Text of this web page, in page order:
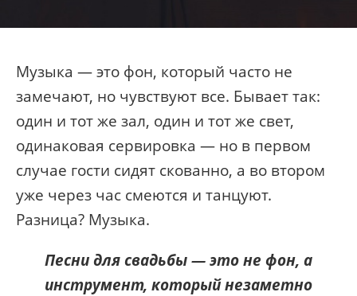
Музыка — это фон, который часто не
замечают, но чувствуют все. Бывает так:
один и тот же зал, один и тот же свет,
одинаковая сервировка — но в первом
случае гости сидят скованно, а во втором
уже через час смеются и танцуют.
Разница? Музыка.
Песни для свадьбы — это не фон, а
инструмент, который незаметно